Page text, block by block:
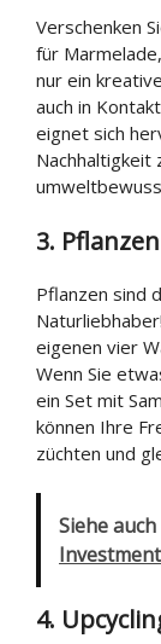
Verschenken
für
nur ein
auch in
eignet sich
Nachhaltigkeit
3.
Pflanzen sind
eigenen vier
Wenn Sie
ein Set mit
können Ihre
züchten und
Siehe auch
4.